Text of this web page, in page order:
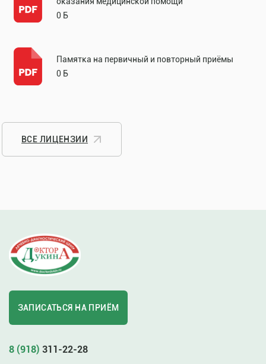
0 Б
Памятка на первичный и повторный приёмы
0 Б
ВСЕ ЛИЦЕНЗИИ
ЗАПИСАТЬСЯ НА ПРИЁМ
8 (918) 311-22-28